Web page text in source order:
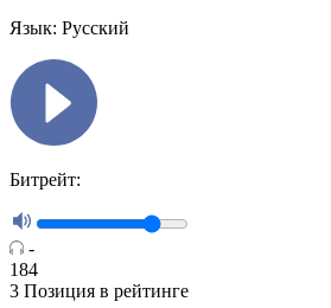
Язык: Русский
Битрейт:
-
184
3 Позиция в рейтинге